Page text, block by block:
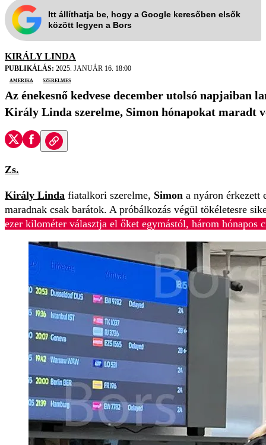
Itt állíthatja be, hogy a Google keresőben elsők
között legyen a Bors
KIRÁLY LINDA
PUBLIKÁLÁS: 2025. JANUÁR 16. 18:00
Amerika
szerelmes
Az énekesnő kedvese december utolsó napjaiban
Király Linda szerelme, Simon hónapokat maradt
Zs.
Király Linda fiatalkori szerelme, Simon a nyáron érkezett
maradnak csak barátok. A próbálkozás végül tökéletesre
ezer kilométer választja el őket egymástól, három hónapos